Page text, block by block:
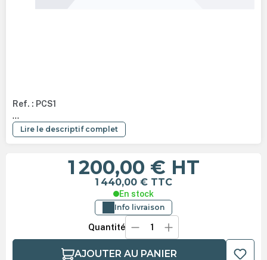
Ref. : PCS1
...
Lire le descriptif complet
1 200,00 € HT
1 440,00 € TTC
En stock
Info livraison
Quantité
AJOUTER AU PANIER